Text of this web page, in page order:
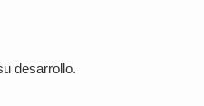
desarrollo.